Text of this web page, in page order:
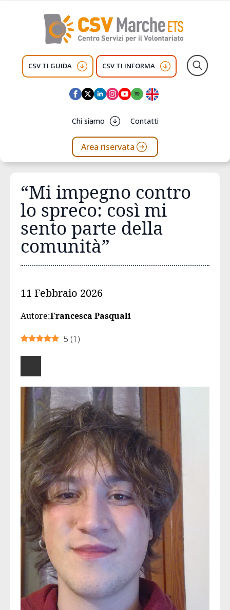
CSV TI GUIDA CSV TI INFORMA
Chi siamo Contatti
Area riservata
“Mi impegno contro
lo spreco: così mi
sento parte della
comunità”
11 Febbraio 2026
Autore:Francesca Pasquali
5 (1 )